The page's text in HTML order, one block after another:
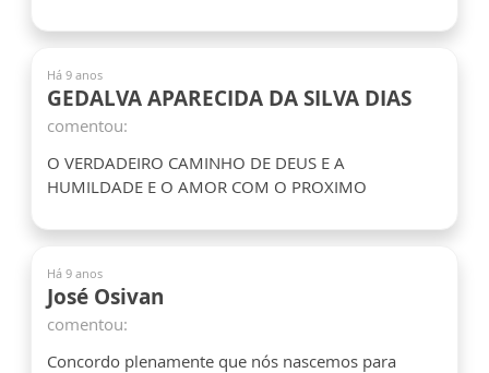
Há 9 anos
GEDALVA APARECIDA DA SILVA DIAS
comentou:
O VERDADEIRO CAMINHO DE DEUS E A
HUMILDADE E O AMOR COM O PROXIMO
Há 9 anos
José Osivan
comentou:
Concordo plenamente que nós nascemos para